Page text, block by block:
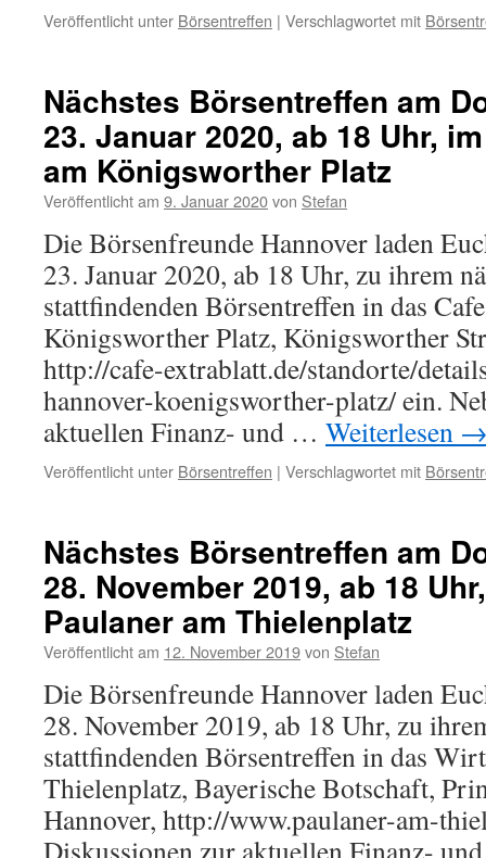
Veröffentlicht unter Börsentreffen | Verschlagwortet mit
Nächstes Börsentreffen am
23. Januar 2020, ab 18 Uhr,
am Königsworther Platz
Veröffentlicht am 9. Januar 2020von Stefan
Die Börsenfreunde Hannover laden
23. Januar 2020, ab 18 Uhr, zu ihrem
stattfindenden Börsentreffen in das
Königsworther Platz, Königsworther
http://cafe-extrablatt.de/standorte/
hannover-koenigsworther-platz/ ein.
aktuellen Finanz- und … Weiterlesen
Veröffentlicht unter Börsentreffen | Verschlagwortet mit
Nächstes Börsentreffen am
28. November 2019, ab 18
Paulaner am Thielenplatz
Veröffentlicht am 12. November 2019von Stefan
Die Börsenfreunde Hannover laden
28. November 2019, ab 18 Uhr, zu
stattfindenden Börsentreffen in das
Thielenplatz, Bayerische Botschaft,
Hannover, http://www.paulaner-am-
Diskussionen zur aktuellen Finanz-